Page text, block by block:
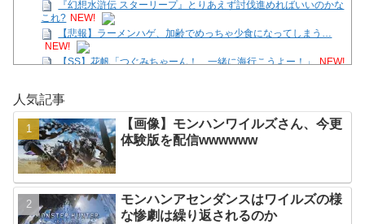
『幻想水滸伝 スターリープ』とりあえず討伐進めればいいのかな
これ? NEW!
【悲報】ラーメンハゲ、加齢でめっちゃ少食になってしまう…
NEW!
【SS】花帆「つぐみちゃーん！ 一緒に海行こうよー！」 NEW!
【画像】モンハンワイルズさん、今更体験版を配信
wwwwww
【悲報】浜口氏「『FF7 リバース』の大量コンテンツで疲れ、離
れたプレイヤーいた」 NEW!
【花騎士】叡智な顔つきで魔性さを持つアルテミシアへの反
応！！！ NEW!
【悲報】ラーメンハゲ、加齢でめっちゃ少食になってしまう…
NEW!
Powered by livedoor 相互RSS
人気記事
【画像】モンハンワイルズさん、今更
体験版を配信wwwwww
モンハンアセンダンスはワイルズの様
な惨劇は繰り返されるのか